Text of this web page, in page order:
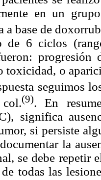
en un
a base de
de 6 ciclos
progresión
toxicidad, o
seguimos
(9). En
significa
si persiste
la
se debe repetir
todas las